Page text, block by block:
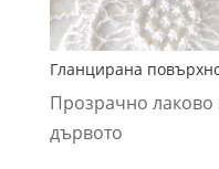
Гланцирана
Прозрачно лаково
дървото